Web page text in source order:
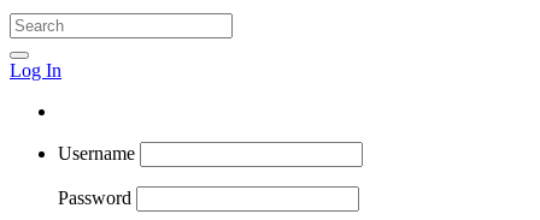
Log In
Username
Password